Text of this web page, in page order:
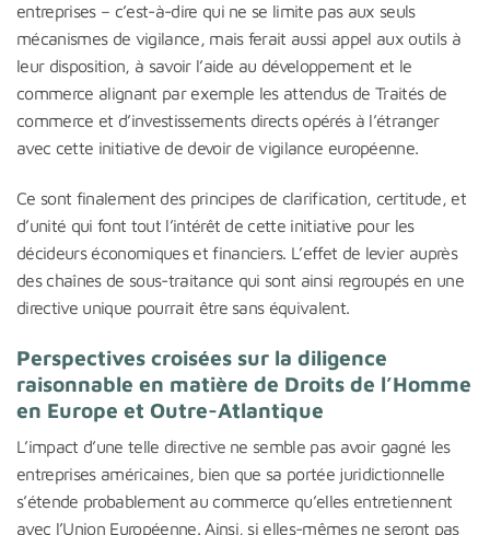
entreprises – c’est-à-dire qui ne se limite pas aux seuls
mécanismes de vigilance, mais ferait aussi appel aux outils à
leur disposition, à savoir l’aide au développement et le
commerce alignant par exemple les attendus de Traités de
commerce et d’investissements directs opérés à l’étranger
avec cette initiative de devoir de vigilance européenne.
Ce sont finalement des principes de clarification, certitude, et
d’unité qui font tout l’intérêt de cette initiative pour les
décideurs économiques et financiers. L’effet de levier auprès
des chaînes de sous-traitance qui sont ainsi regroupés en une
directive unique pourrait être sans équivalent.
Perspectives croisées sur la diligence
raisonnable en matière de Droits de l’Homme
en Europe et Outre-Atlantique
L’impact d’une telle directive ne semble pas avoir gagné les
entreprises américaines, bien que sa portée juridictionnelle
s’étende probablement au commerce qu’elles entretiennent
avec l’Union Européenne. Ainsi, si elles-mêmes ne seront pas